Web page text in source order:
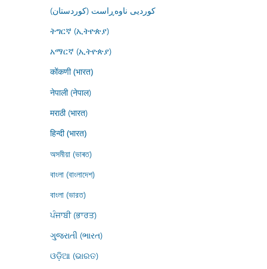
کوردیی ناوەڕاست (کوردستان)
ትግርኛ (ኢትዮጵያ)
አማርኛ (ኢትዮጵያ)
कोंकणी (भारत)
नेपाली (नेपाल)
मराठी (भारत)
हिन्दी (भारत)
অসমীয়া (ভাৰত)
বাংলা (বাংলাদেশ)
বাংলা (ভারত)
ਪੰਜਾਬੀ (ਭਾਰਤ)
ગુજરાતી (ભારત)
ଓଡ଼ିଆ (ଭାରତ)